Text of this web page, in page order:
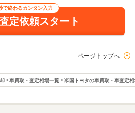
で終わるカンタン入力
定依頼スタート
ページトップへ
車買取・査定相場一覧 米国トヨタの車買取・車査定